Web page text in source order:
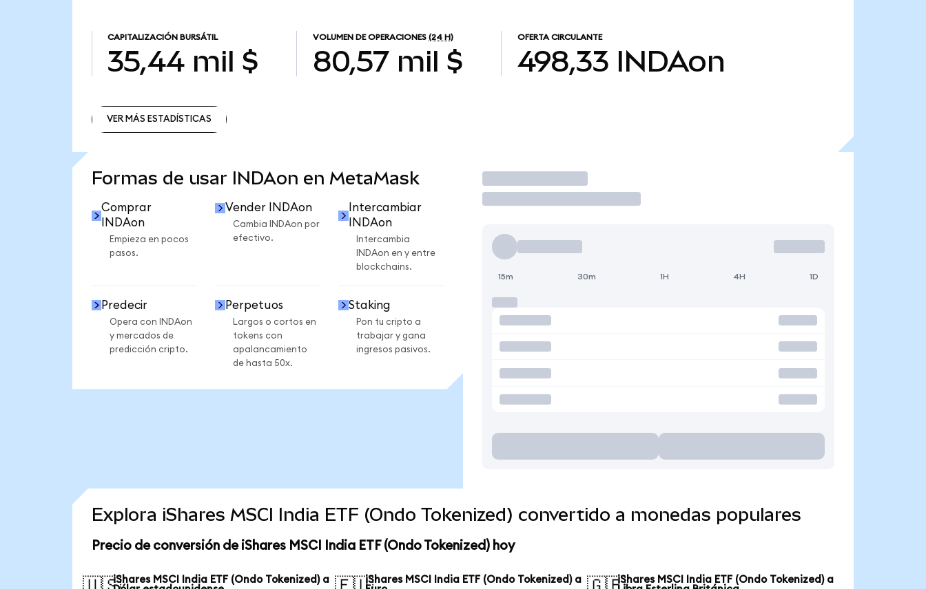
CAPITALIZACIÓN BURSÁTIL
35,44 mil $
VOLUMEN DE OPERACIONES (24 H)
80,57 mil $
OFERTA CIRCULANTE
498,33 INDAon
VER MÁS ESTADÍSTICAS
Formas de usar INDAon en MetaMask
Comprar
INDAon
Empieza en pocos
pasos.
Vender INDAon
Cambia INDAon por
efectivo.
Intercambiar
INDAon
Intercambia
INDAon en y entre
blockchains.
Predecir
Opera con INDAon
y mercados de
predicción cripto.
Perpetuos
Largos o cortos en
tokens con
apalancamiento
de hasta 50x.
Staking
Pon tu cripto a
trabajar y gana
ingresos pasivos.
Operar
15m 30m 1H 4H 1D
Explora iShares MSCI India ETF (Ondo Tokenized) convertido a monedas populares
Precio de conversión de iShares MSCI India ETF (Ondo Tokenized) hoy
iShares MSCI India ETF (Ondo Tokenized) a
iShares MSCI India ETF (Ondo Tokenized) a
iShares MSCI India ETF (Ondo Tokenized) a